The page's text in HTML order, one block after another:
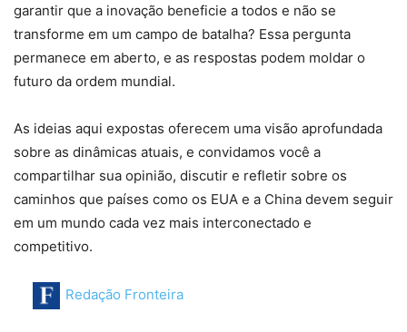
garantir que a inovação beneficie a todos e não se
transforme em um campo de batalha? Essa pergunta
permanece em aberto, e as respostas podem moldar o
futuro da ordem mundial.
As ideias aqui expostas oferecem uma visão aprofundada
sobre as dinâmicas atuais, e convidamos você a
compartilhar sua opinião, discutir e refletir sobre os
caminhos que países como os EUA e a China devem seguir
em um mundo cada vez mais interconectado e
competitivo.
Redação Fronteira